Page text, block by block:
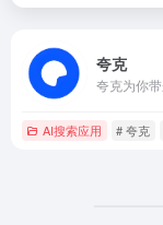
夸克
AI搜索应用 # 夸克